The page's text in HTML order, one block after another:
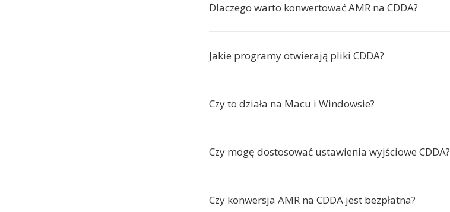
Dlaczego warto konwertować AMR na CDDA?
Jakie programy otwierają pliki CDDA?
Czy to działa na Macu i Windowsie?
Czy mogę dostosować ustawienia wyjściowe CDDA?
Czy konwersja AMR na CDDA jest bezpłatna?